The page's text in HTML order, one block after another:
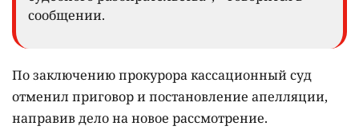
сообщении.
По заключению прокурора кассационный суд
отменил приговор и постановление апелляции,
направив дело на новое рассмотрение.